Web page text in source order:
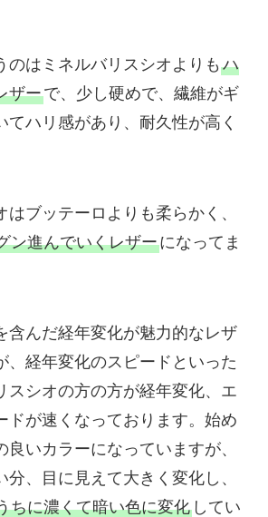
のはミネルバリスシオよりも ハ
ザーで、少し硬めで、繊維がギ
てハリ感があり、耐久性が高く
はブッテーロよりも柔らかく、
ン進んでいくレザーになってま
含んだ経年変化が魅力的なレザ
、経年変化のスピードといった
スシオの方の方が経年変化、エ
ドが速くなっております。始め
良いカラーになっていますが、
分、目に見えて大きく変化し、
ちに濃くて暗い色に変化してい